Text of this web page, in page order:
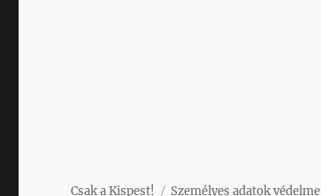
Csak a Kispest! Személyes adatok védelme